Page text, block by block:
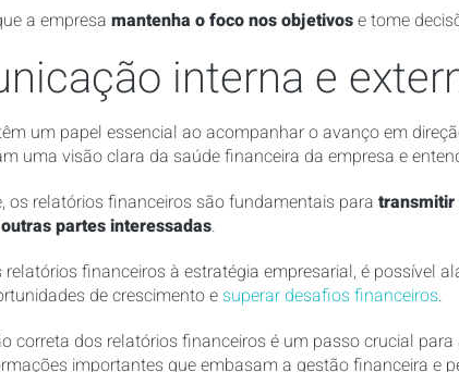
a empresa mantenha o foco nos objetivose tome
interna e
um papel essencial ao acompanhar o avanço em
uma visão clara da saúde financeira da empresa e
os relatórios financeiros são fundamentais para transmitir
partes interessadas.
relatórios financeiros à estratégia empresarial, é possível
de crescimento e superar desafios financeiros.
correta dos relatórios financeiros é um passo crucial
importantes que embasam a gestão financeira e